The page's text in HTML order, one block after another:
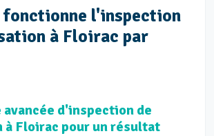
fonctionne l'inspection
à Floirac par
avancée d'inspection de
à Floirac pour un résultat